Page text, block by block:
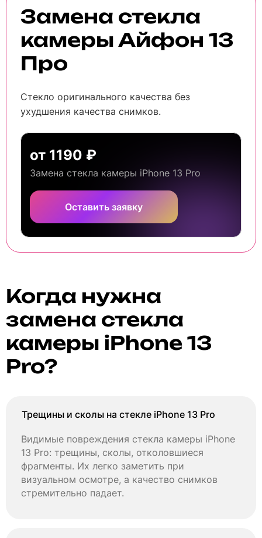
Замена стекла
камеры Айфон 13
Про
Стекло оригинального качества без
ухудшения качества снимков.
от 1190 ₽
Замена стекла камеры iPhone 13 Pro
Оставить заявку
Когда нужна
замена стекла
камеры iPhone 13
Pro?
Трещины и сколы на стекле iPhone 13 Pro
Видимые повреждения стекла камеры iPhone
13 Pro: трещины, сколы, отколовшиеся
фрагменты. Их легко заметить при
визуальном осмотре, а качество снимков
стремительно падает.